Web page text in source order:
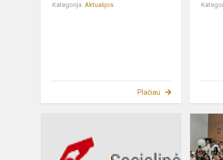
Kategorija: Aktualijos
Plačiau
paramos
mokiniams